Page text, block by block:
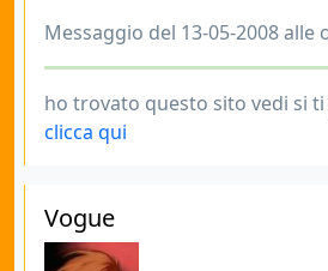
Messaggio del 13-05-2008 alle
ho trovato questo sito vedi si
clicca qui
Vogue